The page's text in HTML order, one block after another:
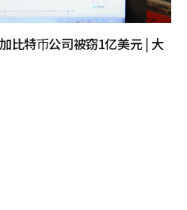
比特币公司被窃1亿美元 | 大